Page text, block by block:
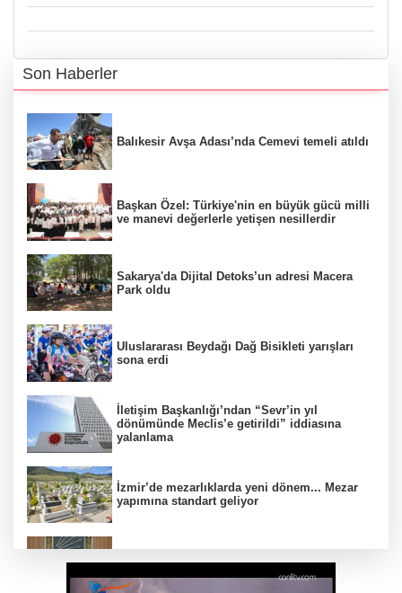
Son Haberler
Balıkesir Avşa Adası’nda Cemevi temeli atıldı
Başkan Özel: Türkiye'nin en büyük gücü milli
ve manevi değerlerle yetişen nesillerdir
Sakarya'da Dijital Detoks’un adresi Macera
Park oldu
Uluslararası Beydağı Dağ Bisikleti yarışları
sona erdi
İletişim Başkanlığı’ndan “Sevr’in yıl
dönümünde Meclis’e getirildi” iddiasına
yalanlama
İzmir’de mezarlıklarda yeni dönem... Mezar
yapımına standart geliyor
mesajı... Sürece tereddütsüz katkı vereceğiz